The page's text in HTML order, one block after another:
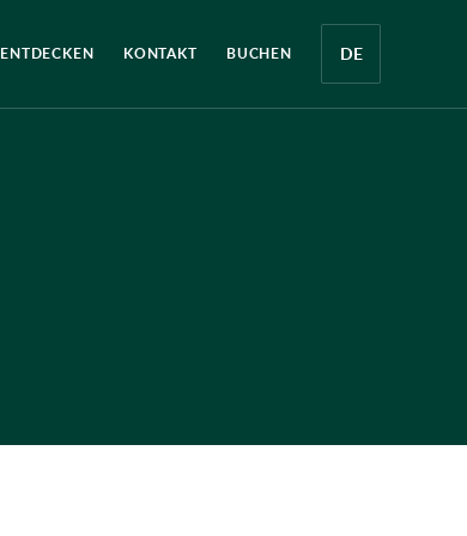
ENTDECKEN KONTAKT BUCHEN
Sluiten
WIJZIGEN
(MOMENTEEL: